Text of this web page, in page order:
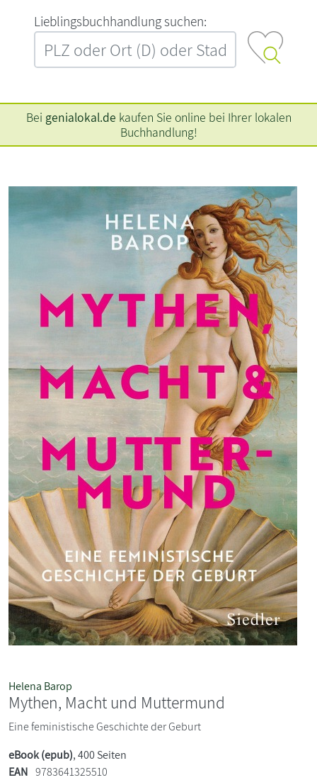
L‍i‍e‍b‍l‍i‍n‍g‍s‍b‍u‍c‍h‍h‍a‍n‍d‍l‍u‍n‍g‍ ‍s‍u‍c‍h‍e‍n‍:‍
Bei genialokal.de kaufen Sie online bei Ihrer lokalen
Buchhandlung!
Helena Barop
Mythen, Macht und Muttermund
Eine feministische Geschichte der Geburt
eBook (epub), 400 Seiten
EAN 9783641325510